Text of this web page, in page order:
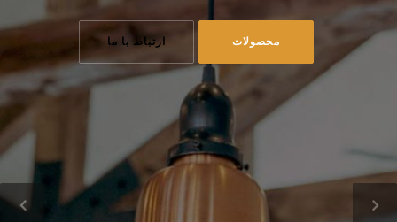
محصولات ارتباط با ما